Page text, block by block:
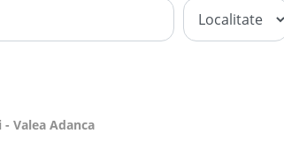
Valea Adanca